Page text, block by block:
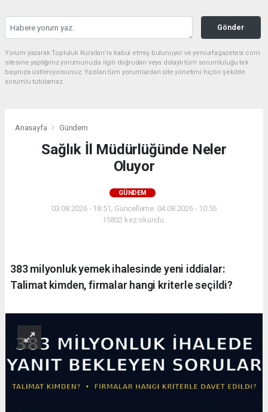
Gönder
Yorum yazarak Topluluk Kuralları’nı kabul etmiş bulunuyor ve yeniurfagazetesi.com
sitesine yaptığınız yorumunuzla ilgili doğrudan veya dolaylı tüm sorumluluğu tek
başınıza üstleniyorsunuz. Yazılan tüm yorumlardan site yönetimi hiçbir şekilde
sorumlu tutulamaz.
Anasayfa Gündem
Sağlık İl Müdürlüğünde Neler
Oluyor
GÜNDEM
03.08.2026 - 18:51, Güncelleme: 04.08.2026 - 10:55
15832 kez okundu.
383 milyonluk yemek ihalesinde yeni iddialar:
Talimat kimden, firmalar hangi kriterle seçildi?